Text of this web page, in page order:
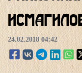
24.02.2018 04:42